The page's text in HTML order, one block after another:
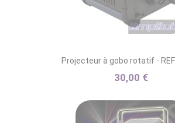
Projecteur à gobo rotatif -
30,00 €